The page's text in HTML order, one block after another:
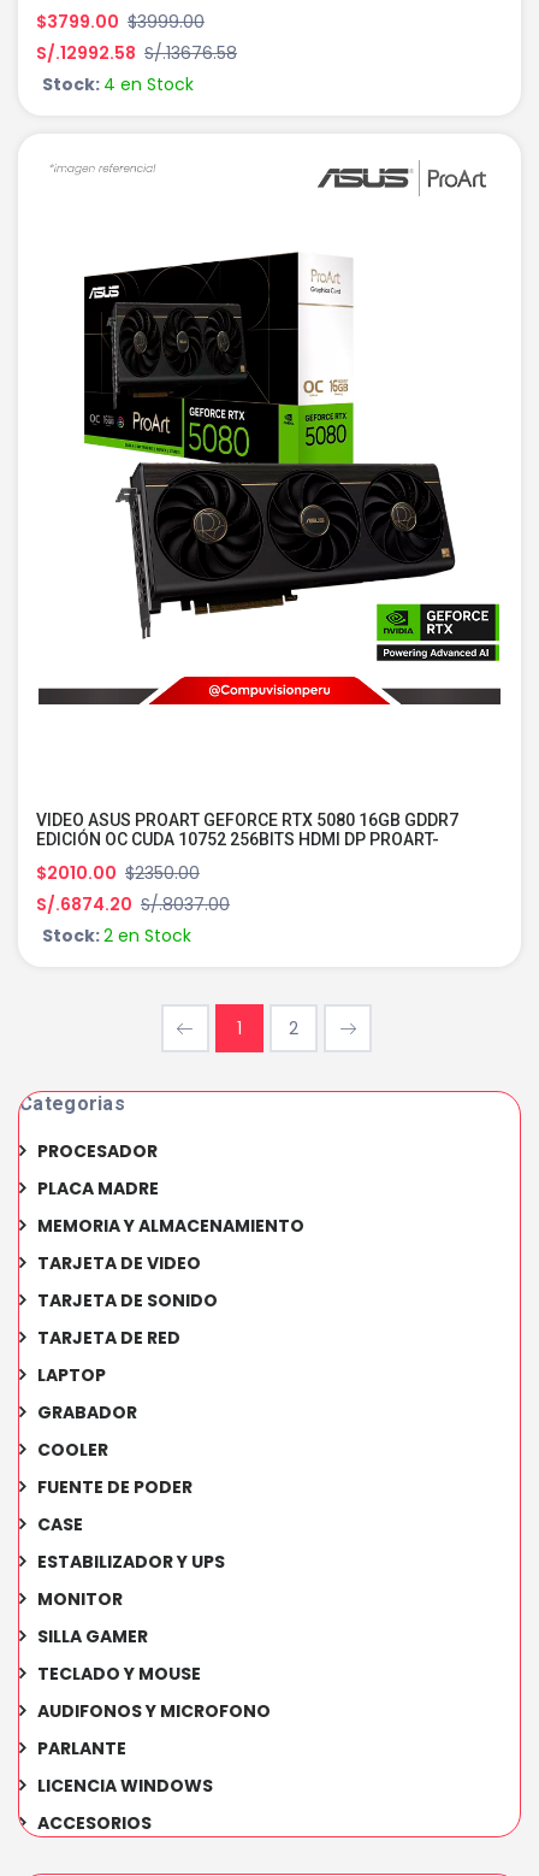
$3799.00 $3999.00
S/.12992.58 S/.13676.58
Stock: 4 en Stock
VIDEO ASUS PROART GEFORCE RTX 5080 16GB GDDR7
EDICIÓN OC CUDA 10752 256BITS HDMI DP PROART-
$2010.00 $2350.00
S/.6874.20 S/.8037.00
Stock:2 en Stock
1 2
Categorias
PROCESADOR
PLACA MADRE
MEMORIA Y ALMACENAMIENTO
TARJETA DE VIDEO
TARJETA DE SONIDO
TARJETA DE RED
LAPTOP
GRABADOR
COOLER
FUENTE DE PODER
CASE
ESTABILIZADOR Y UPS
MONITOR
SILLA GAMER
TECLADO Y MOUSE
AUDIFONOS Y MICROFONO
PARLANTE
LICENCIA WINDOWS
ACCESORIOS